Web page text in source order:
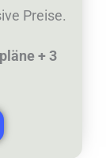
Preise.
+3